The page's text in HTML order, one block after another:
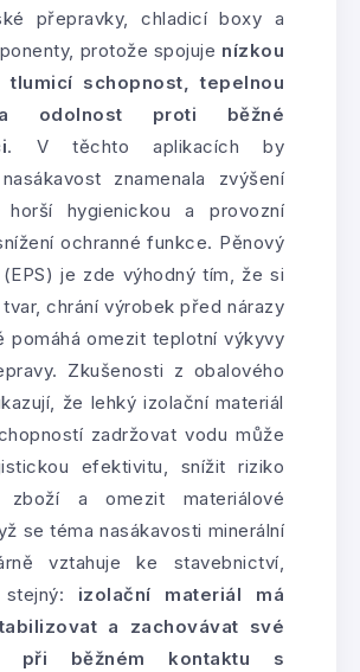
přepravky, chladicí boxy a
protože spojuje nízkou
tlumicí schopnost, tepelnou
odolnost proti běžné
. V těchto aplikacích by
znamenala zvýšení
horší hygienickou a provozní
ochranné funkce. Pěnový
je zde výhodný tím, že si
chrání výrobek před nárazy
pomáhá omezit teplotní výkyvy
Zkušenosti z obalového
že lehký izolační materiál
zadržovat vodu může
efektivitu, snížit riziko
zboží a omezit materiálové
se téma nasákavosti minerální
vztahuje ke stavebnictví,
izolační materiál má
a zachovávat své
při běžném kontaktu s